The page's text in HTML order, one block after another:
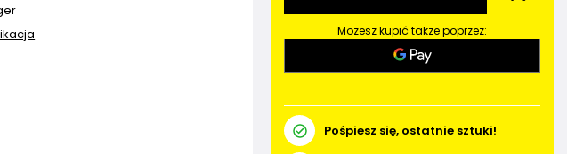
Możesz kupić także poprzez:
Pośpiesz się, ostatnie sztuki!